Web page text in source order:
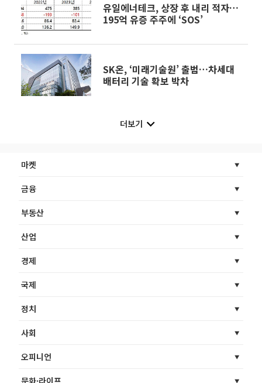
유일에너테크, 상장 후 내리 적자…
195억 유증 주주에 ‘SOS’
SK온, ‘미래기술원’ 출범…차세대
배터리 기술 확보 박차
더보기
마켓
금융
부동산
산업
경제
국제
정치
사회
오피니언
문화·라이프